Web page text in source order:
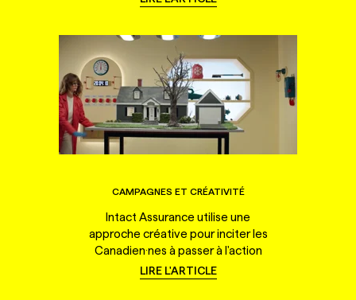
CAMPAGNES ET CRÉATIVITÉ
Intact Assurance utilise une
approche créative pour inciter les
Canadien·nes à passer à l'action
LIRE L'ARTICLE